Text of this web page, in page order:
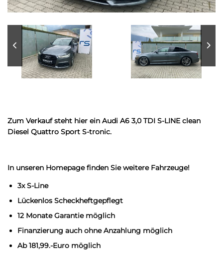
Zum Verkauf steht hier ein Audi A6 3,0 TDI S-LINE clean
Diesel Quattro Sport S-tronic.
In unseren Homepage finden Sie weitere Fahrzeuge!
3x S-Line
Lückenlos Scheckheftgepflegt
12 Monate Garantie möglich
Finanzierung auch ohne Anzahlung möglich
Ab 181,99.-Euro möglich